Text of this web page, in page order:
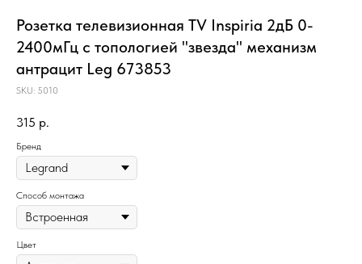
Розетка телевизионная TV Inspiria 2дБ 0-
2400мГц с топологией "звезда" механизм
антрацит Leg 673853
SKU: 5010
315 р.
Бренд
Способ монтажа
Цвет